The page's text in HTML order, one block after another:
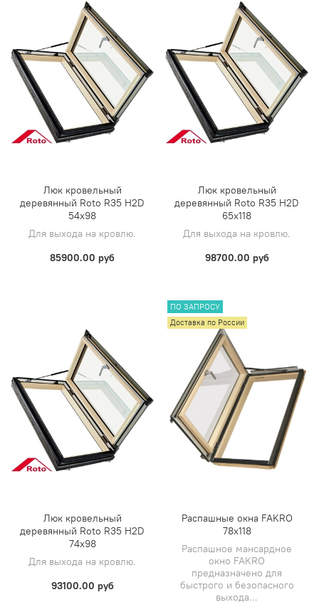
Люк кровельный
деревянный Roto R35 H2D
54х98
Для выхода на кровлю.
85900.00 руб
Люк кровельный
деревянный Roto R35 H2D
65х118
Для выхода на кровлю.
98700.00 руб
Люк кровельный
деревянный Roto R35 H2D
74х98
Для выхода на кровлю.
93100.00 руб
ПО ЗАПРОСУ
Доставка по России
Распашные окна FAKRO
78x118
Распашное мансардное
окно FAKRO
предназначено для
быстрого и безопасного
выхода...